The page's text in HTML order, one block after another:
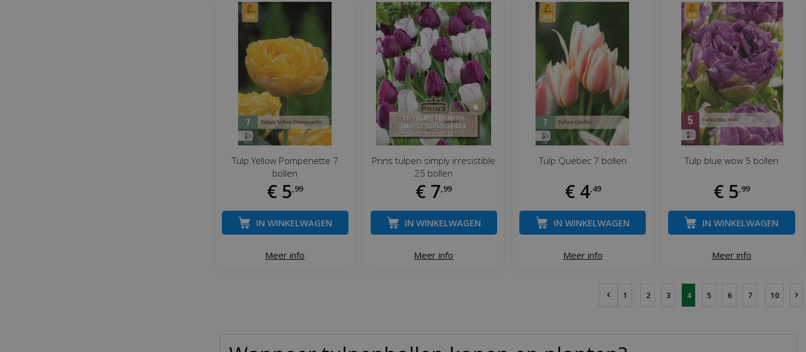
Tulp Yellow Pompenette 7
bollen
€ 5 99
Meer info
IN WINKELWAGEN
Prins tulpen simply irresistible
25 bollen
€ 7 99
Meer info
IN WINKELWAGEN
Tulp Quebec 7 bollen
€ 4 49
Meer info
IN WINKELWAGEN
Tulp blue wow 5 bollen
€ 5 99
Meer info
IN WINKELWAGEN
1 2 3 4 5 6 7 10